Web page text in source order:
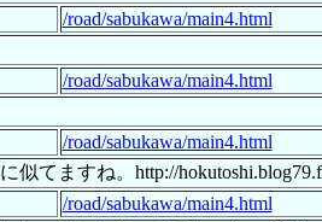
/road/sabukawa/main4.html
/road/sabukawa/main4.html
/road/sabukawa/main4.html
てますね。http://
/road/sabukawa/main4.html